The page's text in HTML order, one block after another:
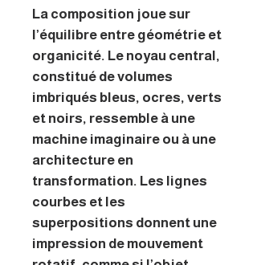
La composition joue sur
l’équilibre entre géométrie et
organicité. Le noyau central,
constitué de volumes
imbriqués bleus, ocres, verts
et noirs, ressemble à une
machine imaginaire ou à une
architecture en
transformation. Les lignes
courbes et les
superpositions donnent une
impression de mouvement